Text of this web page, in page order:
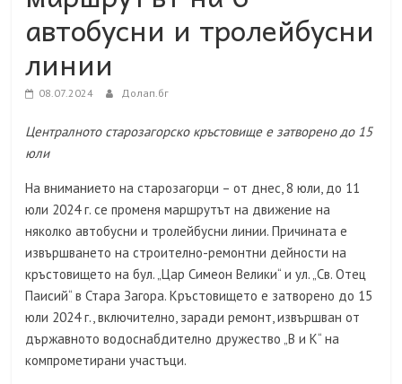
автобусни и тролейбусни
линии
08.07.2024 Долап.бг
Централното старозагорско кръстовище е затворено до 15
юли
На вниманието на старозагорци – от днес, 8 юли, до 11
юли 2024 г. се променя маршрутът на движение на
няколко автобусни и тролейбусни линии. Причината е
извършването на строително-ремонтни дейности на
кръстовището на бул. „Цар Симеон Велики“ и ул. „Св. Отец
Паисий“ в Стара Загора. Кръстовището е затворено до 15
юли 2024 г., включително, заради ремонт, извършван от
държавното водоснабдително дружество „В и К“ на
компрометирани участъци.